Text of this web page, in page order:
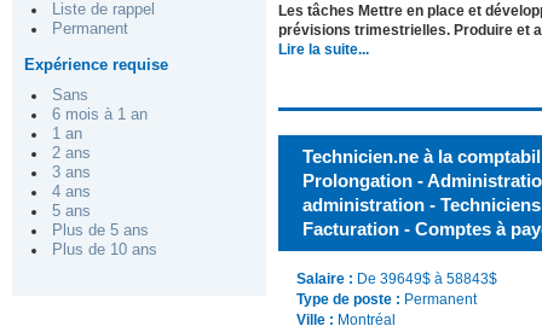
Liste de rappel
Permanent
Expérience requise
Sans
6 mois à 1 an
1 an
2 ans
3 ans
4 ans
5 ans
Plus de 5 ans
Plus de 10 ans
Les tâches Mettre en place et
prévisions trimestrielles. Produire et
Lire la suite...
Technicien.ne à la
Prolongation -
administration -
Facturation - Comptes à
Salaire : De 39649$ à 58843$
Type de poste : Permanent
Ville : Montréal